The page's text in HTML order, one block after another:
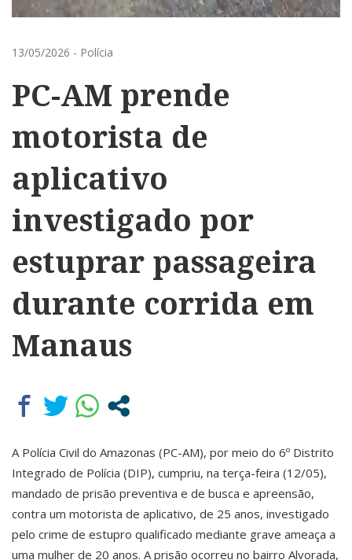
13/05/2026 - Polícia
PC-AM prende
motorista de
aplicativo
investigado por
estuprar passageira
durante corrida em
Manaus
A Polícia Civil do Amazonas (PC-AM), por meio do 6º Distrito
Integrado de Polícia (DIP), cumpriu, na terça-feira (12/05),
mandado de prisão preventiva e de busca e apreensão,
contra um motorista de aplicativo, de 25 anos, investigado
pelo crime de estupro qualificado mediante grave ameaça a
uma mulher de 20 anos. A prisão ocorreu no bairro Alvorada,